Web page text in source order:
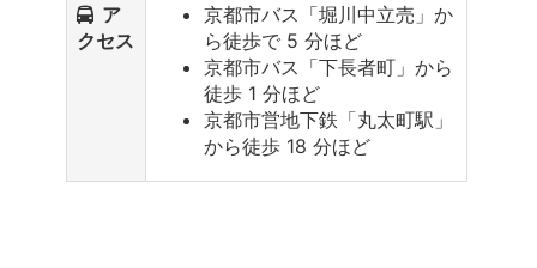
ア
クセス
京都市バス「堀川中立売」か
ら徒歩で 5 分ほど
京都市バス「下長者町」から
徒歩 1 分ほど
京都市営地下鉄「丸太町駅」
から徒歩 18 分ほど